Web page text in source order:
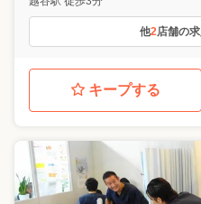
他2店舗の
キープする